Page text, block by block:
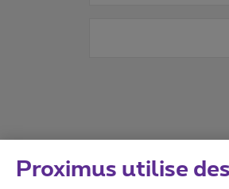
Proximus utilise